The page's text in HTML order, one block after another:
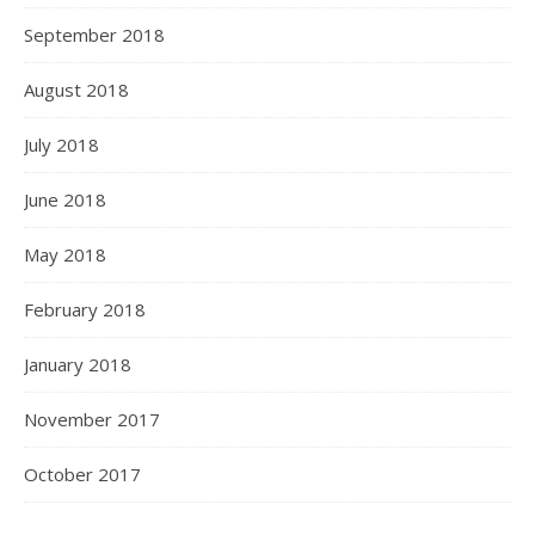
September 2018
August 2018
July 2018
June 2018
May 2018
February 2018
January 2018
November 2017
October 2017